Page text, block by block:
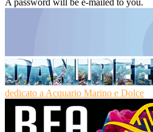
A password will be e-mailed to you.
dedicato a Acquario Marino e Dolce